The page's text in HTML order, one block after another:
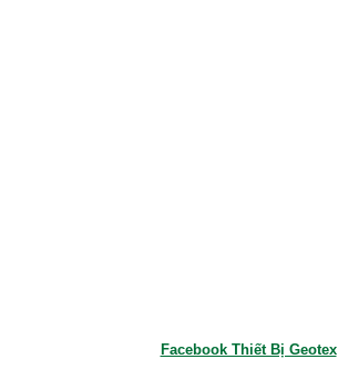
Facebook Thiết Bị Geotex